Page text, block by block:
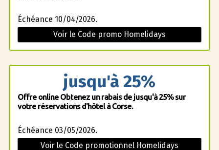
Échéance 10/04/2026.
Voir le Code promo Homelidays
jusqu'à 25%
Offre online Obtenez un rabais de jusqu'à 25% sur
votre réservations d'hôtel à Corse.
Échéance 03/05/2026.
Voir le Code promotionnel Homelidays